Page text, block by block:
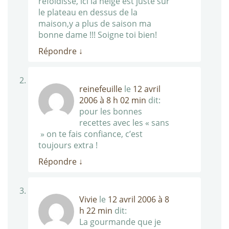
le plateau en dessus de la
maison,y a plus de saison ma
bonne dame !!! Soigne toi bien!
Répondre ↓
reinefeuille le 12 avril
2006 à 8 h 02 min dit:
pour les bonnes
recettes avec les « sans
» on te fais confiance, c’est
toujours extra !
Répondre ↓
Vivie le 12 avril 2006 à 8
h 22 min dit:
La gourmande que je